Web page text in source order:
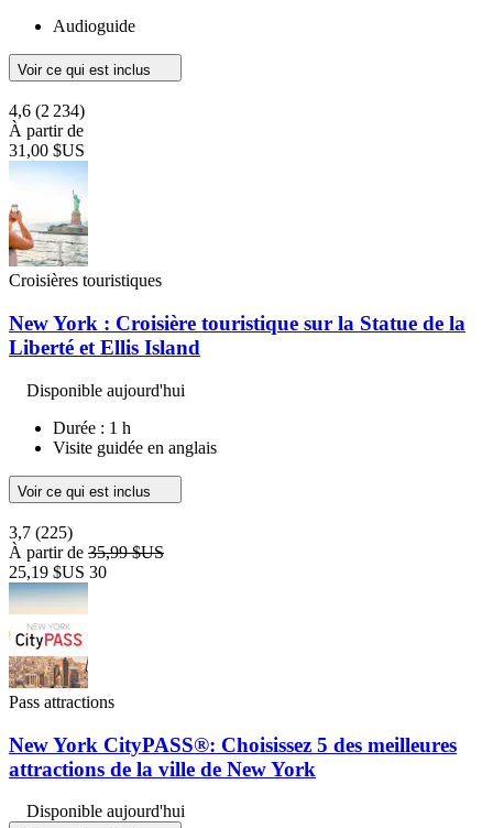
Audioguide
Voir ce qui est inclus
4,6 (2 234)
À partir de
31,00 $US
Croisières touristiques
New York : Croisière touristique sur la Statue de la
Liberté et Ellis Island
Disponible aujourd'hui
Durée : 1 h
Visite guidée en anglais
Voir ce qui est inclus
3,7 (225)
À partir de 35,99 $US
25,19 $US 30
Pass attractions
New York CityPASS®: Choisissez 5 des meilleures
attractions de la ville de New York
Disponible aujourd'hui